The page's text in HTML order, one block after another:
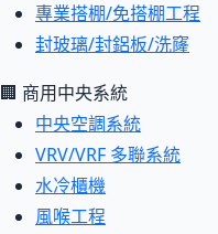
專業搭棚/免搭棚工程
封玻璃/封鋁板/洗窿
🏢 商用中央系統
中央空調系統
VRV/VRF 多聯系統
水冷櫃機
風喉工程